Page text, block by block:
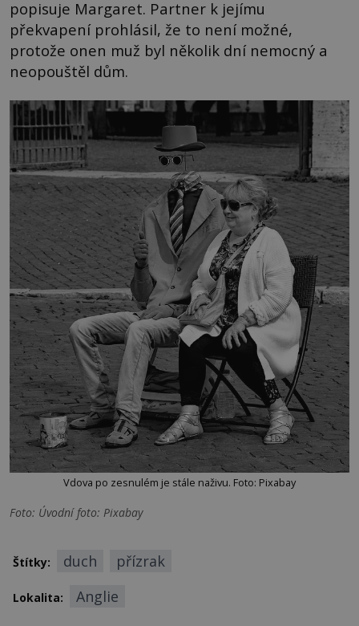
popisuje Margaret. Partner k jejímu
překvapení prohlásil, že to není možné,
protože onen muž byl několik dní nemocný a
neopouštěl dům.
Vdova po zesnulém je stále naživu. Foto: Pixabay
Foto: Úvodní foto: Pixabay
Štítky: duch přízrak
Lokalita: Anglie